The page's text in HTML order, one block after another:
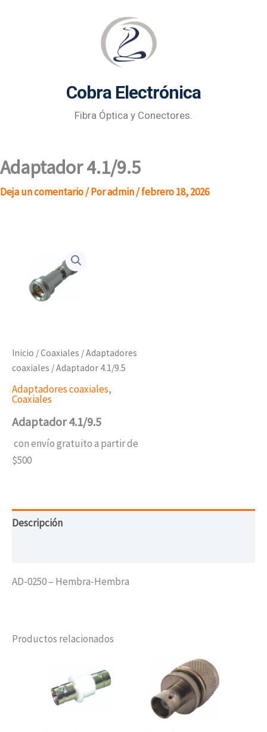
Cobra Electrónica
Fibra Óptica y Conectores.
Adaptador 4.1/9.5
Deja un comentario/ Poradmin/febrero 18, 2026
Inicio /Coaxiales /Adaptadores
coaxiales / Adaptador 4.1/9.5
Adaptadores coaxiales,
Coaxiales
Adaptador 4.1/9.5
con envío gratuito a partir de
$500
Descripción
AD-0250 – Hembra-Hembra
Productos relacionados